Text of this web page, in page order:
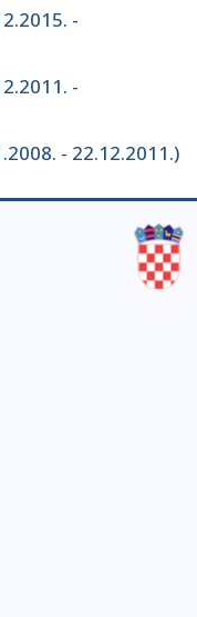
-
-
- 22.12.2011.)